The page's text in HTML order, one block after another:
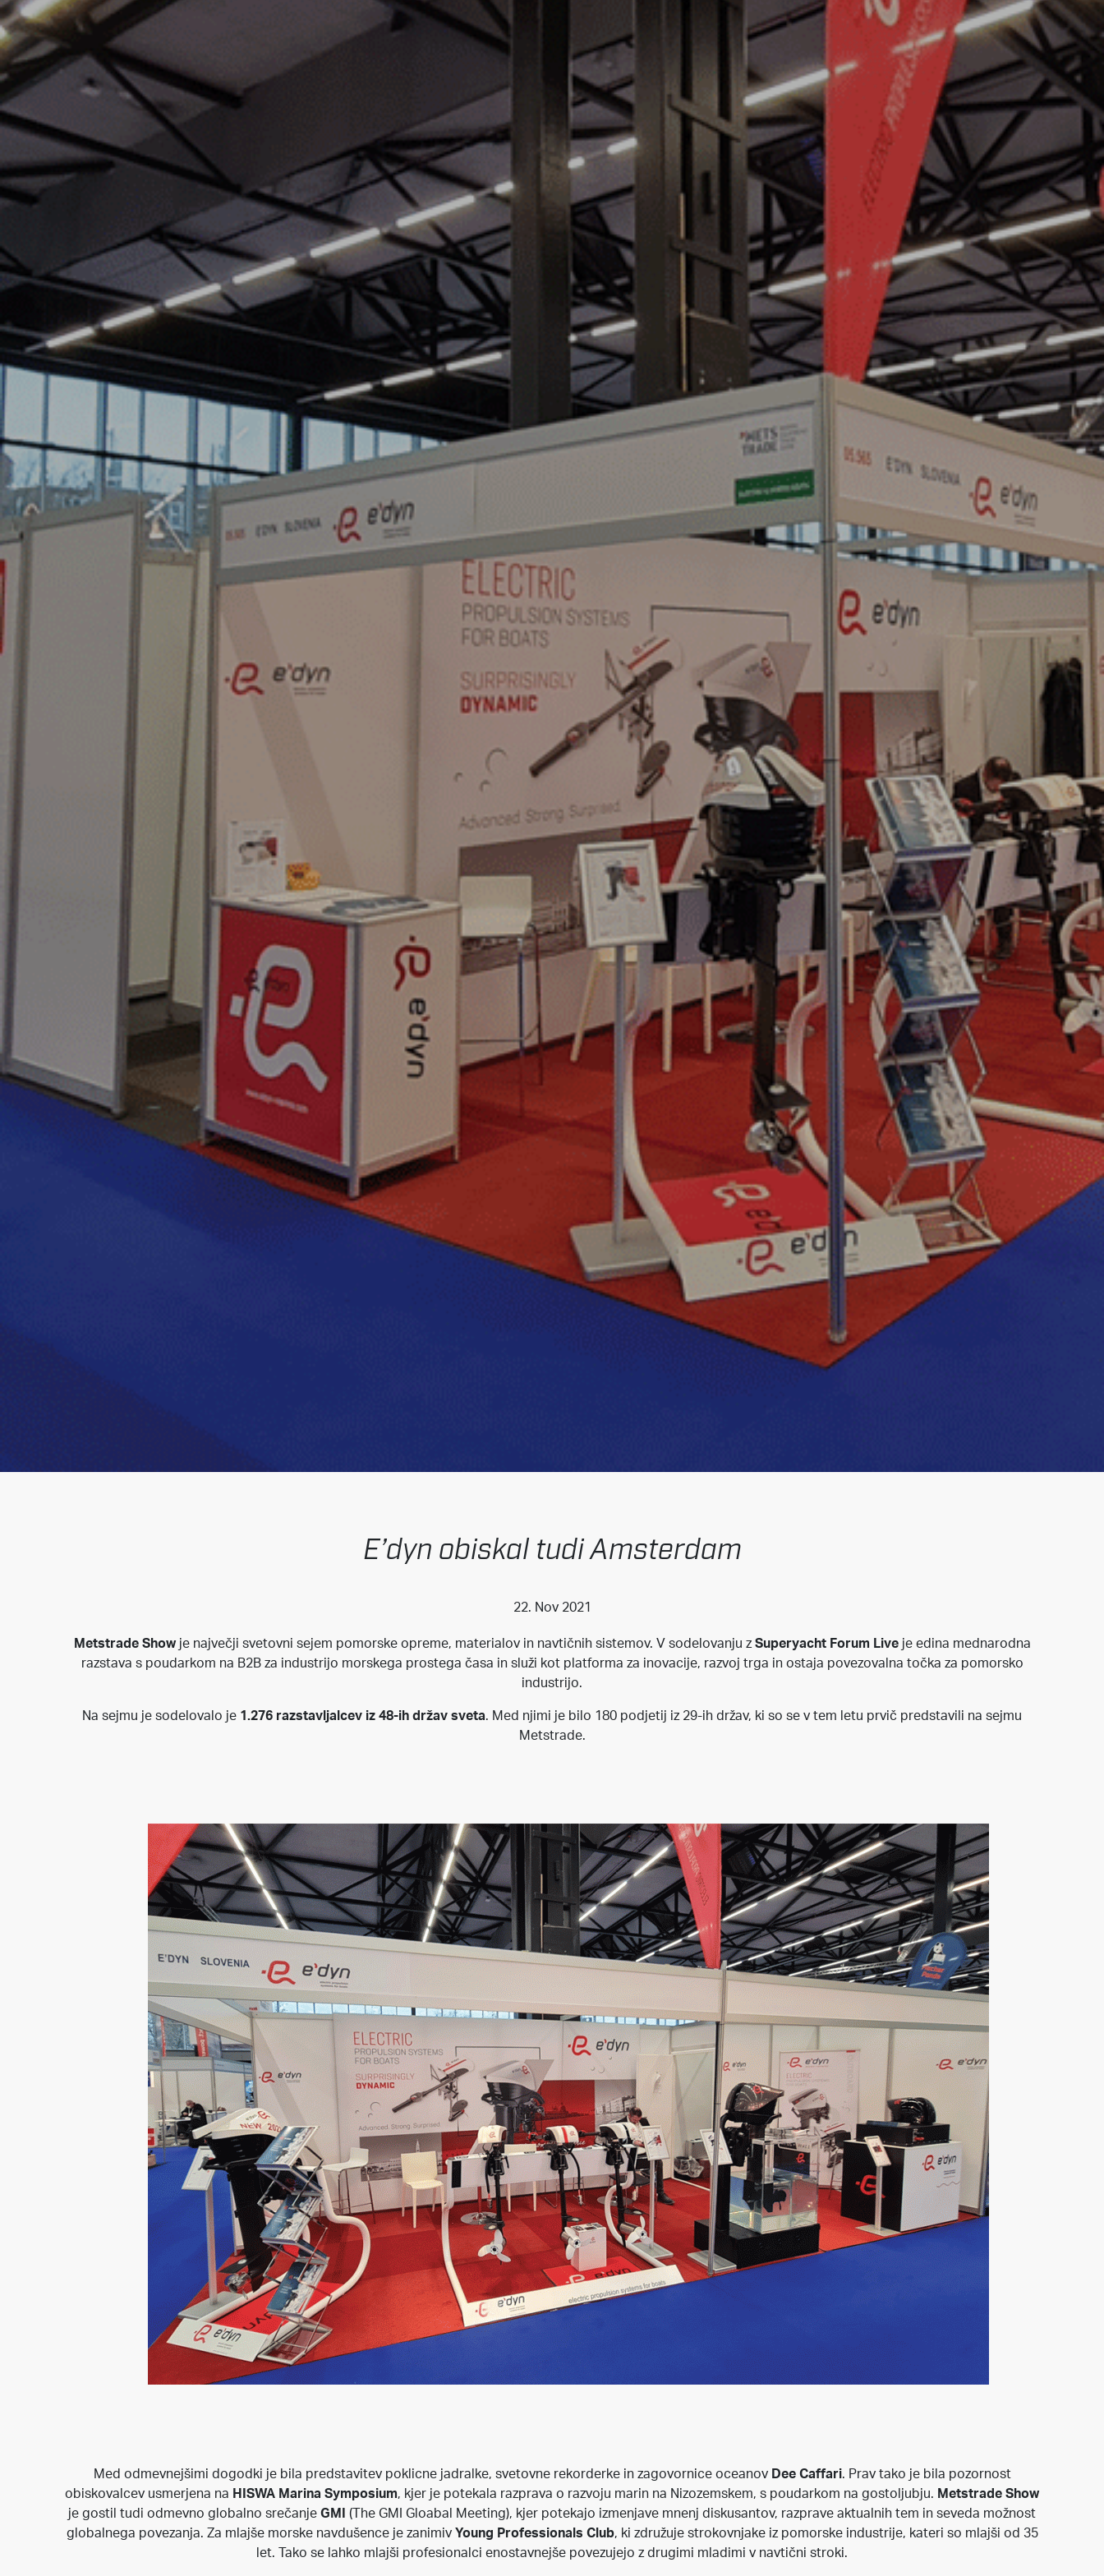
E’dyn obiskal tudi Amsterdam
22. Nov 2021
Metstrade Showje največji svetovni sejem pomorske opreme, materialov in navtičnih sistemov. V sodelovanju z Superyacht Forum Liveje edina mednarodna
razstava s poudarkom na B2B za industrijo morskega prostega časa in služi kot platforma za inovacije, razvoj trga in ostaja povezovalna točka za pomorsko
industrijo.
Na sejmu je sodelovalo je 1.276 razstavljalcev iz 48-ih držav sveta. Med njimi je bilo 180 podjetij iz 29-ih držav, ki so se v tem letu prvič predstavili na sejmu
Metstrade.
Med odmevnejšimi dogodki je bila predstavitev poklicne jadralke, svetovne rekorderke in zagovornice oceanov Dee Caffari. Prav tako je bila pozornost
obiskovalcev usmerjena na HISWA Marina Symposium, kjer je potekala razprava o razvoju marin na Nizozemskem, s poudarkom na gostoljubju. Metstrade Show
je gostil tudi odmevno globalno srečanje GMI (The GMI Gloabal Meeting), kjer potekajo izmenjave mnenj diskusantov, razprave aktualnih tem in seveda možnost
globalnega povezanja. Za mlajše morske navdušence je zanimiv Young Professionals Club, ki združuje strokovnjake iz pomorske industrije, kateri so mlajši od 35
let. Tako se lahko mlajši profesionalci enostavnejše povezujejo z drugimi mladimi v navtični stroki.